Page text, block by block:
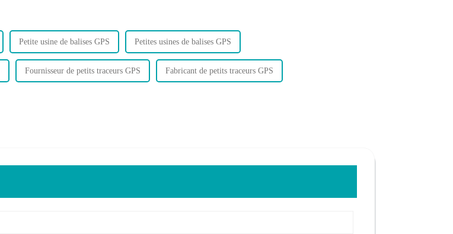
Petite usine de balises GPS Petites usines de balises GPS
Fournisseur de petits traceurs GPS Fabricant de petits traceurs GPS